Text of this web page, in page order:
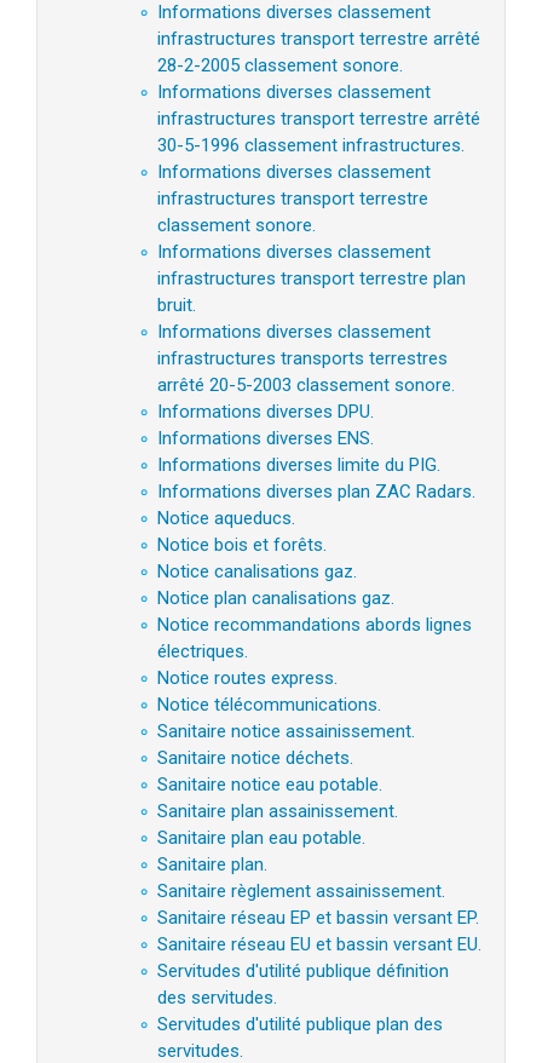
Informations diverses classement
infrastructures transport terrestre arrêté
28-2-2005 classement sonore.
Informations diverses classement
infrastructures transport terrestre arrêté
30-5-1996 classement infrastructures.
Informations diverses classement
infrastructures transport terrestre
classement sonore.
Informations diverses classement
infrastructures transport terrestre plan
bruit.
Informations diverses classement
infrastructures transports terrestres
arrêté 20-5-2003 classement sonore.
Informations diverses DPU.
Informations diverses ENS.
Informations diverses limite du PIG.
Informations diverses plan ZAC Radars.
Notice aqueducs.
Notice bois et forêts.
Notice canalisations gaz.
Notice plan canalisations gaz.
Notice recommandations abords lignes
électriques.
Notice routes express.
Notice télécommunications.
Sanitaire notice assainissement.
Sanitaire notice déchets.
Sanitaire notice eau potable.
Sanitaire plan assainissement.
Sanitaire plan eau potable.
Sanitaire plan.
Sanitaire règlement assainissement.
Sanitaire réseau EP et bassin versant EP.
Sanitaire réseau EU et bassin versant EU.
Servitudes d'utilité publique définition
des servitudes.
Servitudes d'utilité publique plan des
servitudes.